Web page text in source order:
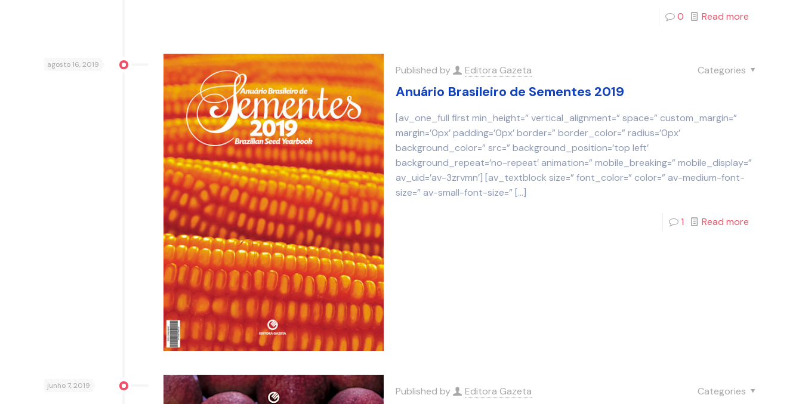
0 Read more
agosto 16, 2019 Published by Editora Gazeta Categories
Anuário Brasileiro de Sementes 2019
[av_one_full first min_height=” vertical_alignment=” space=” custom_margin=”
margin=’0px’ padding=’0px’ border=” border_color=” radius=’0px’
background_color=” src=” background_position=’top left’
background_repeat=’no-repeat’ animation=” mobile_breaking=” mobile_display=”
av_uid=’av-3zrvmn’] [av_textblock size=” font_color=” color=” av-medium-font-
size=” av-small-font-size=”[…]
1 Read more
junho 7, 2019 Published by Editora Gazeta Categories